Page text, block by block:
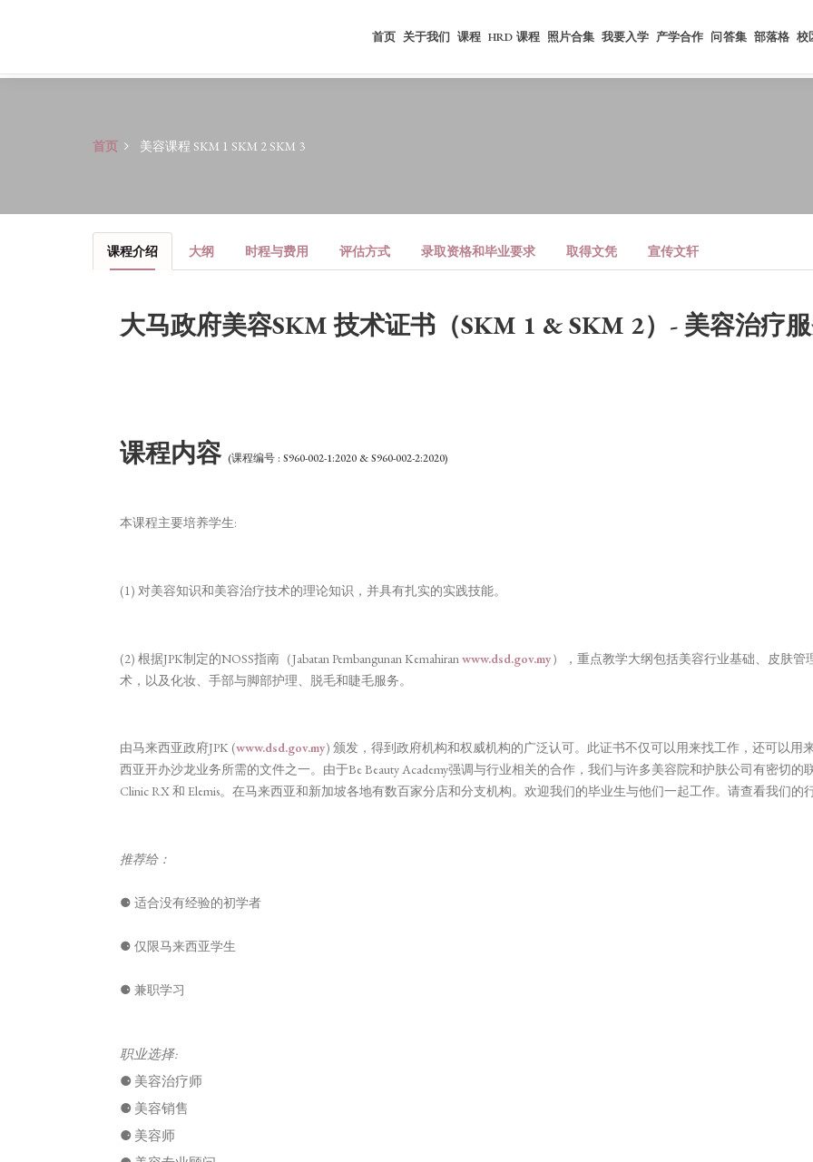
首页 关于我们 课程 HRD 课程 照片合集 我要入学 产学合作 问答集 部落格 校
首页 美容课程 SKM 1 SKM 2 SKM 3
课程介绍 大纲 时程与费用 评估方式 录取资格和毕业要求 取得文凭 宣传文轩
大马政府美容SKM 技术证书（SKM 1 & SKM 2）- 美容治疗
课程内容 (课程编号 : S960-002-1:2020 & S960-002-2:2020)
本课程主要培养学生:
(1) 对美容知识和美容治疗技术的理论知识，并具有扎实的实践技能。
(2) 根据JPK制定的NOSS指南（Jabatan Pembangunan Kemahiranwww.dsd.gov.my），重点教学大纲包括美容行业基础、皮肤
术，以及化妆、手部与脚部护理、脱毛和睫毛服务。
由马来西亚政府JPK (www.dsd.gov.my) 颁发，得到政府机构和权威机构的广泛认可。此证书不仅可以用来找工作，还可以用
西亚开办沙龙业务所需的文件之一。由于Be Beauty Academy强调与行业相关的合作，我们与许多美容院和护肤公司有密切的联
Clinic RX 和 Elemis。在马来西亚和新加坡各地有数百家分店和分支机构。欢迎我们的毕业生与他们一起工作。请查看我们的
推荐给：
⚈ 适合没有经验的初学者
⚈ 仅限马来西亚学生
⚈ 兼职学习
职业选择:
⚈ 美容治疗师
⚈ 美容销售
⚈ 美容师